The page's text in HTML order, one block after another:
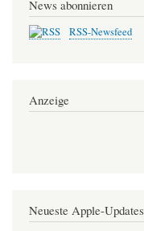
News abonnieren
RSS-Newsfeed
Anzeige
Neueste Apple-Updates